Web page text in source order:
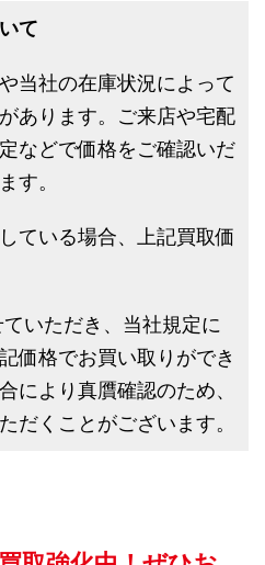
て
当社の在庫状況によって
あります。ご来店や宅配
などで価格をご確認いだ
す。
ている場合、上記買取価
いただき、当社規定に
価格でお買い取りができ
により真贋確認のため、
だくことがございます。